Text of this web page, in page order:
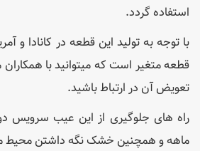
استفاده گردد.
با توجه به تولید این قطعه در کانادا و
قطعه متغیر است که میتوانید با
تعویض آن در ارتباط باشید.
ماهه و همچنین خشک نگه داشتن محیط